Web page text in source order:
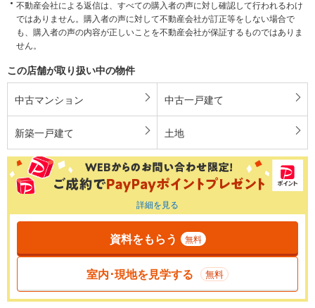
不動産会社による返信は、すべての購入者の声に対し確認して行われるわけ
ではありません。購入者の声に対して不動産会社が訂正等をしない場合で
も、購入者の声の内容が正しいことを不動産会社が保証するものではありま
せん。
この店舗が取り扱い中の物件
中古マンション 中古一戸建て
新築一戸建て 土地
詳細を見る
資料をもらう 無料
室内･現地を見学する 無料